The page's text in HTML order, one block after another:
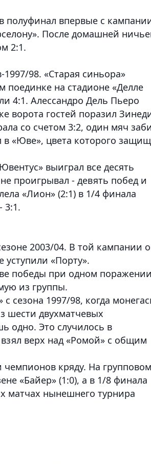
впервые с
После домашней
2:1.
98. «Старая синьора»
поединке на стадионе «Делле
4:1. Алессандро Дель Пьеро
ворота гостей поразил
со счетом 3:2, один мяч
«Юве», цвета которого
выиграл все десять
проигрывал - девять побед и
«Лион» (2:1) в 1/4 финала
3:1.
2003/04. В той кампании
«Порту».
победы при одном
из группы.
сезона 1997/98, когда
шести двухматчевых
одно. Это случилось в
верх над «Ромой» с общим
кряду. На групповом
«Байер» (1:0), а в 1/8 финала
матчах нынешнего турнира